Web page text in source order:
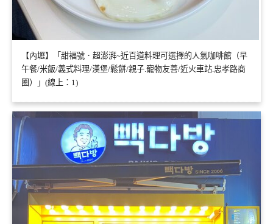
【內壢】「甜褔號．超澎湃~近百道料理可選擇的人氣咖啡館（早
午餐/米飯/義式料理/漢堡/鬆餅/親子.寵物友善/近火車站.忠孝路商
圈）」(線上：1)